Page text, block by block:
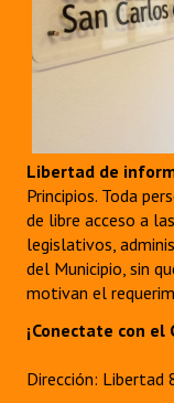
Libertad de
Principios. Toda
de libre acceso a
legislativos,
del Municipio, sin
motivan el
¡Conectate con el
Dirección: Libertad